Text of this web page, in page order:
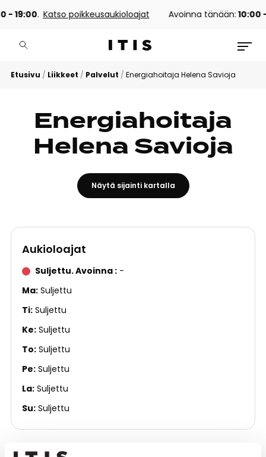
- 19:00. Katso poikkeusaukioloajat Avoinna tänään:10:00
Etusivu / Liikkeet / Palvelut / Energiahoitaja Helena Savioja
Energiahoitaja
Helena Savioja
Näytä sijainti kartalla
Aukioloajat
Suljettu. Avoinna -
Ma Suljettu
Ti Suljettu
Ke Suljettu
To Suljettu
Pe Suljettu
La Suljettu
Su Suljettu
Kauneus ja hyvinvointi